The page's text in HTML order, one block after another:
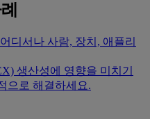
어디서나 사람, 장치, 애플리
생산성에 영향을 미치기
으로 해결하세요.